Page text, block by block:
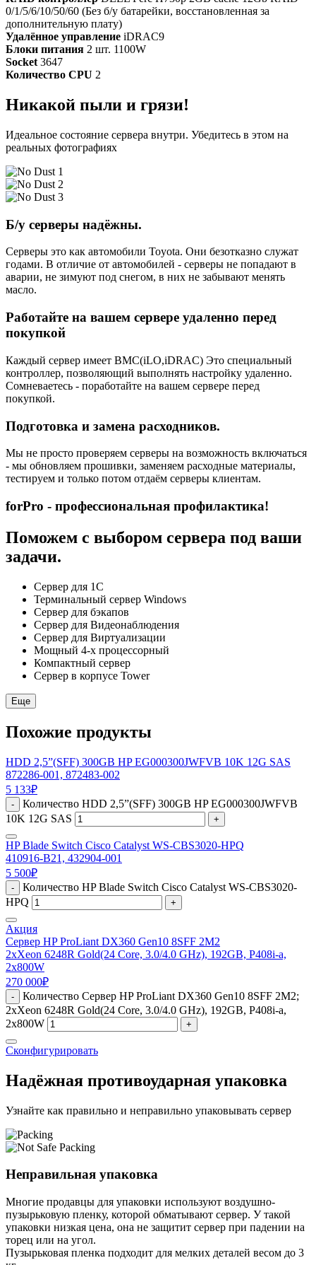
0/1/5/6/10/50/60 (Без б/у батарейки, восстановленная за
дополнительную плату)
Удалённое управление iDRAC9
Блоки питания 2 шт. 1100W
Socket 3647
Количество CPU 2
Никакой пыли и грязи!
Идеальное состояние сервера внутри. Убедитесь в этом на
реальных фотографиях
Б/у серверы надёжны.
Серверы это как автомобили Toyota. Они безотказно служат
годами. В отличие от автомобилей - серверы не попадают в
аварии, не зимуют под снегом, в них не забывают менять
масло.
Работайте на вашем сервере удаленно перед
покупкой
Каждый сервер имеет BMC(iLO,iDRAC) Это специальный
контроллер, позволяющий выполнять настройку удаленно.
Сомневаетесь - поработайте на вашем сервере перед
покупкой.
Подготовка и замена расходников.
Мы не просто проверяем серверы на возможность включаться
- мы обновляем прошивки, заменяем расходные материалы,
тестируем и только потом отдаём серверы клиентам.
forPro - профессиональная профилактика!
Поможем с выбором сервера под ваши
задачи.
Сервер для 1С
Терминальный сервер Windows
Сервер для бэкапов
Сервер для Видеонаблюдения
Сервер для Виртуализации
Мощный 4-х процессорный
Компактный сервер
Сервер в корпусе Tower
Еще
Похожие продукты
HDD 2,5”(SFF) 300GB HP EG000300JWFVB 10K 12G SAS
872286-001, 872483-002
5 133₽
-
Количество HDD 2,5”(SFF) 300GB HP EG000300JWFVB
10K 12G SAS
+
HP Blade Switch Cisco Catalyst WS-CBS3020-HPQ
410916-B21, 432904-001
5 500₽
-
Количество HP Blade Switch Cisco Catalyst WS-CBS3020-
HPQ
+
Акция
Сервер HP ProLiant DX360 Gen10 8SFF 2M2
2xXeon 6248R Gold(24 Core, 3.0/4.0 GHz), 192GB, P408i-a,
2x800W
270 000₽
-
Количество Сервер HP ProLiant DX360 Gen10 8SFF 2M2;
2xXeon 6248R Gold(24 Core, 3.0/4.0 GHz), 192GB, P408i-a,
2x800W
+
Сконфигурировать
Надёжная противоударная упаковка
Узнайте как правильно и неправильно упаковывать сервер
Неправильная упаковка
Многие продавцы для упаковки используют воздушно-
пузырьковую пленку, которой обматывают сервер. У такой
упаковки низкая цена, она не защитит сервер при падении на
торец или на угол.
Пузырьковая пленка подходит для мелких деталей весом до 3